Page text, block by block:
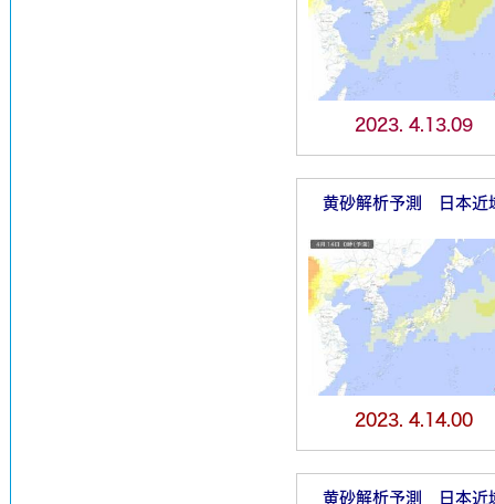
2023. 4.13.09
黄砂解析予測 日本近
2023. 4.14.00
黄砂解析予測 日本近